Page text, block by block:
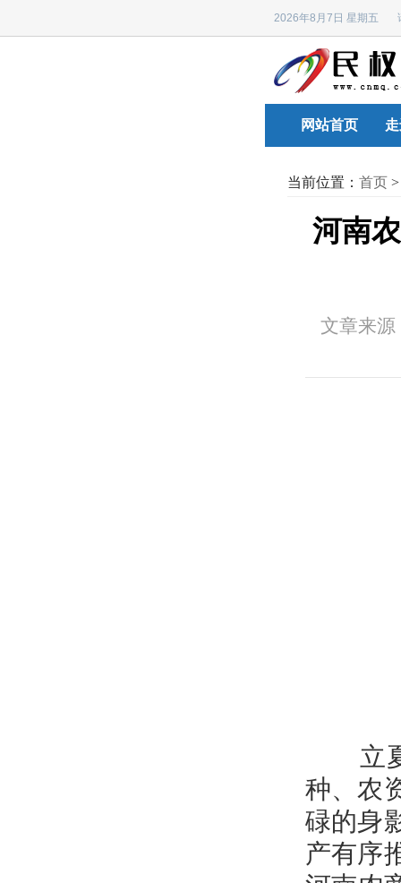
2026年8月7日 星期五
网站首页
当前位置： 首页
河南
文章来
立夏
种、农
碌的身
产有序